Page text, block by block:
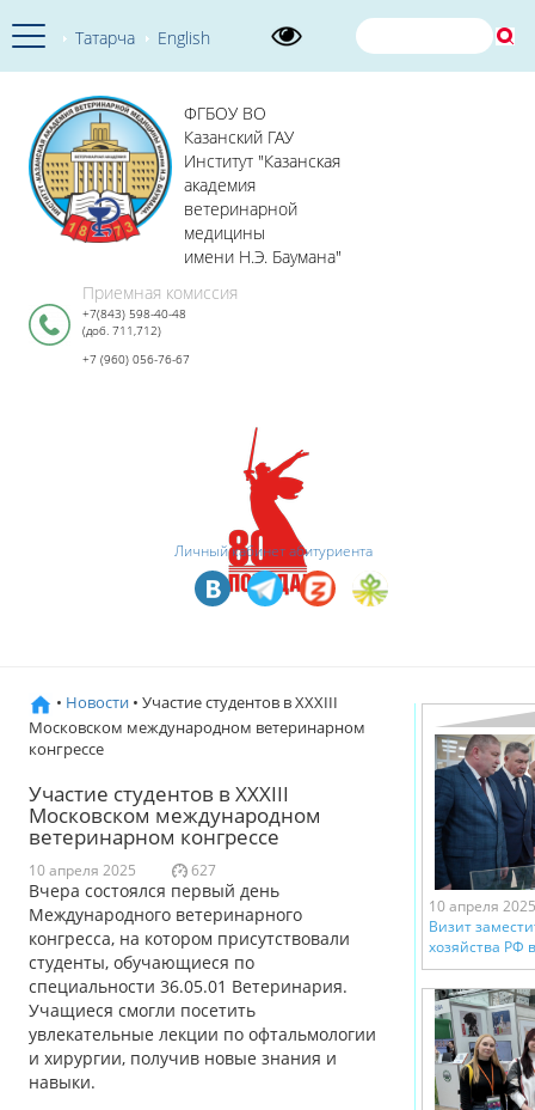
Татарча English
ФГБОУ ВО
Казанский ГАУ
Институт "Казанская
академия
ветеринарной
медицины
имени Н.Э. Баумана"
Приемная комиссия
+7(843) 598-40-48
(доб. 711,712)
+7 (960) 056-76-67
Личный кабинет абитуриента
• Новости • Участие студентов в XXXIII
Московском международном ветеринарном
конгрессе
Участие студентов в XXXIII
Московском международном
ветеринарном конгрессе
10 апреля 2025 627
Вчера состоялся первый день
Международного ветеринарного
конгресса, на котором присутствовали
студенты, обучающиеся по
специальности 36.05.01 Ветеринария.
Учащиеся смогли посетить
увлекательные лекции по офтальмологии
и хирургии, получив новые знания и
навыки.
10 апреля 2025
Визит
хозяйства РФ